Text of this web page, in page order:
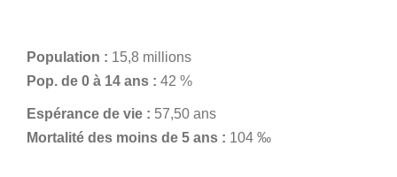
Population : 15,8 millions
Pop. de 0 à 14 ans : 42 %
Espérance de vie : 57,50 ans
Mortalité des moins de 5 ans : 104 ‰